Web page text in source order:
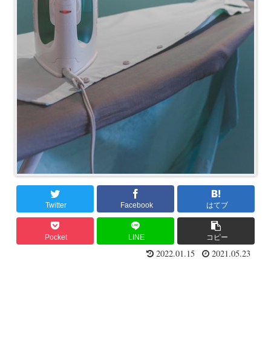
Twitter Facebook はてブ
Pocket LINE コピー
2022.01.15 2021.05.23